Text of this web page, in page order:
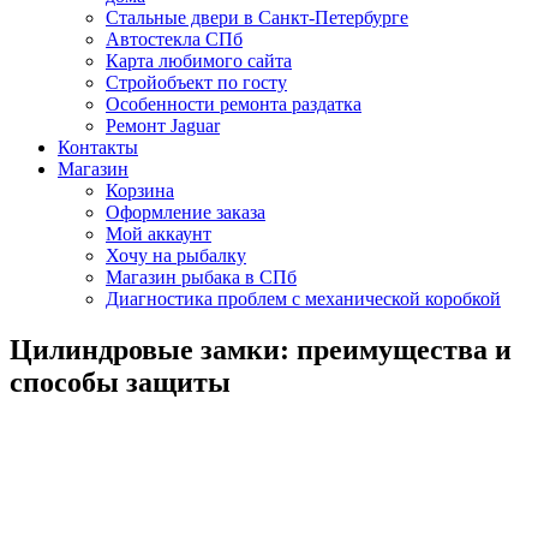
Стальные двери в Санкт-Петербурге
Автостекла СПб
Карта любимого сайта
Стройобъект по госту
Особенности ремонта раздатка
Ремонт Jaguar
Контакты
Магазин
Корзина
Оформление заказа
Мой аккаунт
Хочу на рыбалку
Магазин рыбака в СПб
Диагностика проблем с механической коробкой
Цилиндровые замки: преимущества и
способы защиты